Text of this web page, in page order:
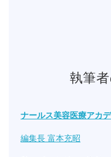
執筆
ナールス美容医療アカ
編集長 富本充昭